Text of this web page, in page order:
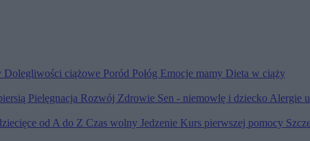
Dolegliwości ciążowe Poród Połóg Emocje mamy Dieta w ciąży
Pielęgnacja Rozwój Zdrowie Sen - niemowlę i dziecko Alergie
od A do Z Czas wolny Jedzenie Kurs pierwszej pomocy